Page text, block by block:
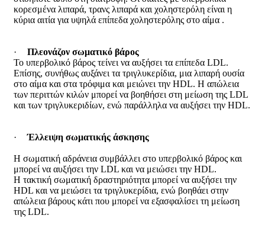
κορεσμένα λιπαρά, τρανς λιπαρά και χοληστερόλη είναι η
κύρια αιτία για υψηλά επίπεδα χοληστερόλης στο αίμα .
·
Πλεονάζον σωματικό βάρος
Το υπερβολικό βάρος τείνει να αυξήσει τα επίπεδα LDL.
Επίσης, συνήθως αυξάνει τα τριγλυκερίδια, μια λιπαρή ουσία
στο αίμα και στα τρόφιμα και μειώνει την HDL. Η απώλεια
των περιττών κιλών μπορεί να βοηθήσει στη μείωση της LDL
και των τριγλυκεριδίων, ενώ παράλληλα να αυξήσει την HDL.
· Έλλειψη σωματικής άσκησης
Η σωματική αδράνεια συμβάλλει στο υπερβολικό βάρος και
μπορεί να αυξήσει την LDL και να μειώσει την HDL.
Η τακτική σωματική δραστηριότητα μπορεί να αυξήσει την
HDL και να μειώσει τα τριγλυκερίδια, ενώ βοηθάει στην
απώλεια βάρους κάτι που μπορεί να εξασφαλίσει τη μείωση
της LDL.